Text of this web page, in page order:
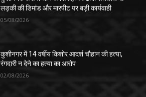
लड़की की डिमांड और मारपीट पर बड़ी कार्यवाही
05/08/2026
कुशीनगर में 14 वर्षीय किशोर आदर्श चौहान की हत्या,
रंगदारी न देने का हत्या का आरोप
02/08/2026